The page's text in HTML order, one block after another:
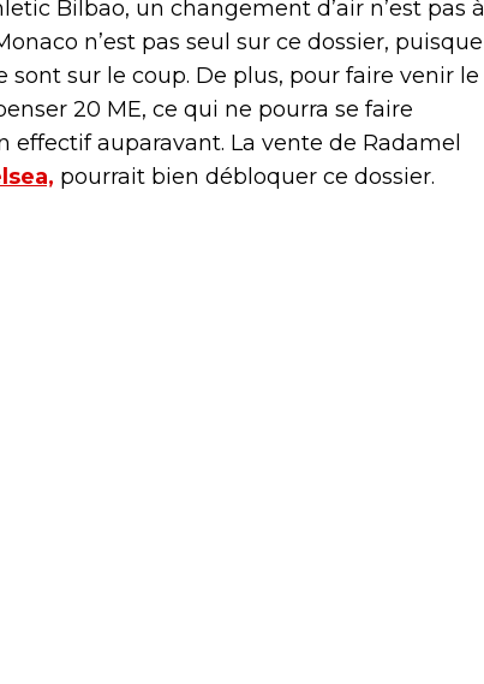
Bilbao, un changement d’air n’est pas à
n’est pas seul sur ce dossier, puisque
sont sur le coup. De plus, pour faire venir le
20 ME, ce qui ne pourra se faire
effectif auparavant. La vente de Radamel
pourrait bien débloquer ce dossier.